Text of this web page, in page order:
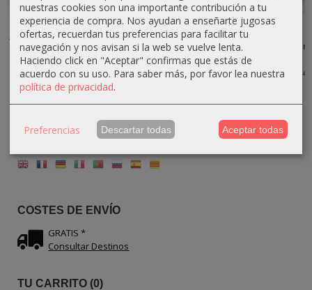
COSTES DE ENVÍO
GRATIS *
Consultar Destinos
TU CARRITO (0)
Salero Doble
Alto de Madera
de olivo...
31,59 €39,00 €
Salero Doble de
Madera de olivo
–...
32,30 €38,00 €
Salero de
Madera de olivo
–...
42,30 €47,00 €
Juego de
Pimentero con
26,10 €29,00 €
nuestras cookies son una importante contribución a tu
experiencia de compra. Nos ayudan a enseñarte jugosas
ofertas, recuerdan tus preferencias para facilitar tu
navegación y nos avisan si la web se vuelve lenta.
Haciendo click en "Aceptar" confirmas que estás de
acuerdo con su uso. Para saber más, por favor lea nuestra
política de privacidad.
Preferencias Descartar todas Aceptar todas